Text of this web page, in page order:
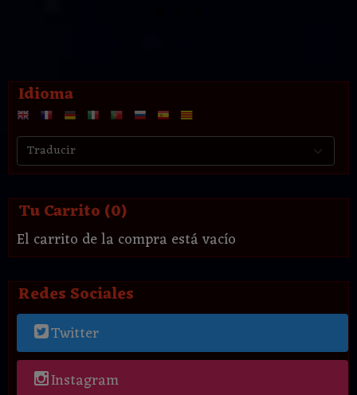
Idioma
Tu Carrito (0)
El carrito de la compra está vacío
Redes Sociales
Twitter
Instagram